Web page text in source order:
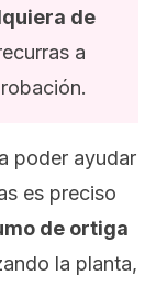
de
a
poder ayudar
es preciso
de ortiga
la planta,